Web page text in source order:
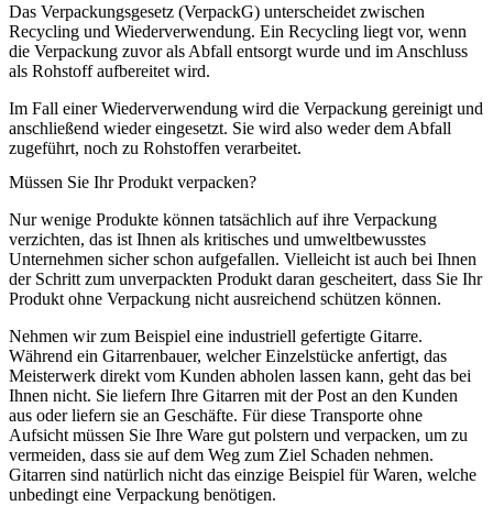
Das Verpackungsgesetz (VerpackG) unterscheidet zwischen
Recycling und Wiederverwendung. Ein Recycling liegt vor, wenn
die Verpackung zuvor als Abfall entsorgt wurde und im Anschluss
als Rohstoff aufbereitet wird.
Im Fall einer Wiederverwendung wird die Verpackung gereinigt und
anschließend wieder eingesetzt. Sie wird also weder dem Abfall
zugeführt, noch zu Rohstoffen verarbeitet.
Müssen Sie Ihr Produkt verpacken?
Nur wenige Produkte können tatsächlich auf ihre Verpackung
verzichten, das ist Ihnen als kritisches und umweltbewusstes
Unternehmen sicher schon aufgefallen. Vielleicht ist auch bei Ihnen
der Schritt zum unverpackten Produkt daran gescheitert, dass Sie Ihr
Produkt ohne Verpackung nicht ausreichend schützen können.
Nehmen wir zum Beispiel eine industriell gefertigte Gitarre.
Während ein Gitarrenbauer, welcher Einzelstücke anfertigt, das
Meisterwerk direkt vom Kunden abholen lassen kann, geht das bei
Ihnen nicht. Sie liefern Ihre Gitarren mit der Post an den Kunden
aus oder liefern sie an Geschäfte. Für diese Transporte ohne
Aufsicht müssen Sie Ihre Ware gut polstern und verpacken, um zu
vermeiden, dass sie auf dem Weg zum Ziel Schaden nehmen.
Gitarren sind natürlich nicht das einzige Beispiel für Waren, welche
unbedingt eine Verpackung benötigen.